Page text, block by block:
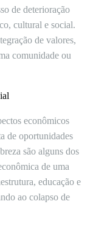
de deterioração
cultural e social.
de valores,
comunidade ou
econômicos
de oportunidades
são alguns dos
de uma
educação e
ao colapso de